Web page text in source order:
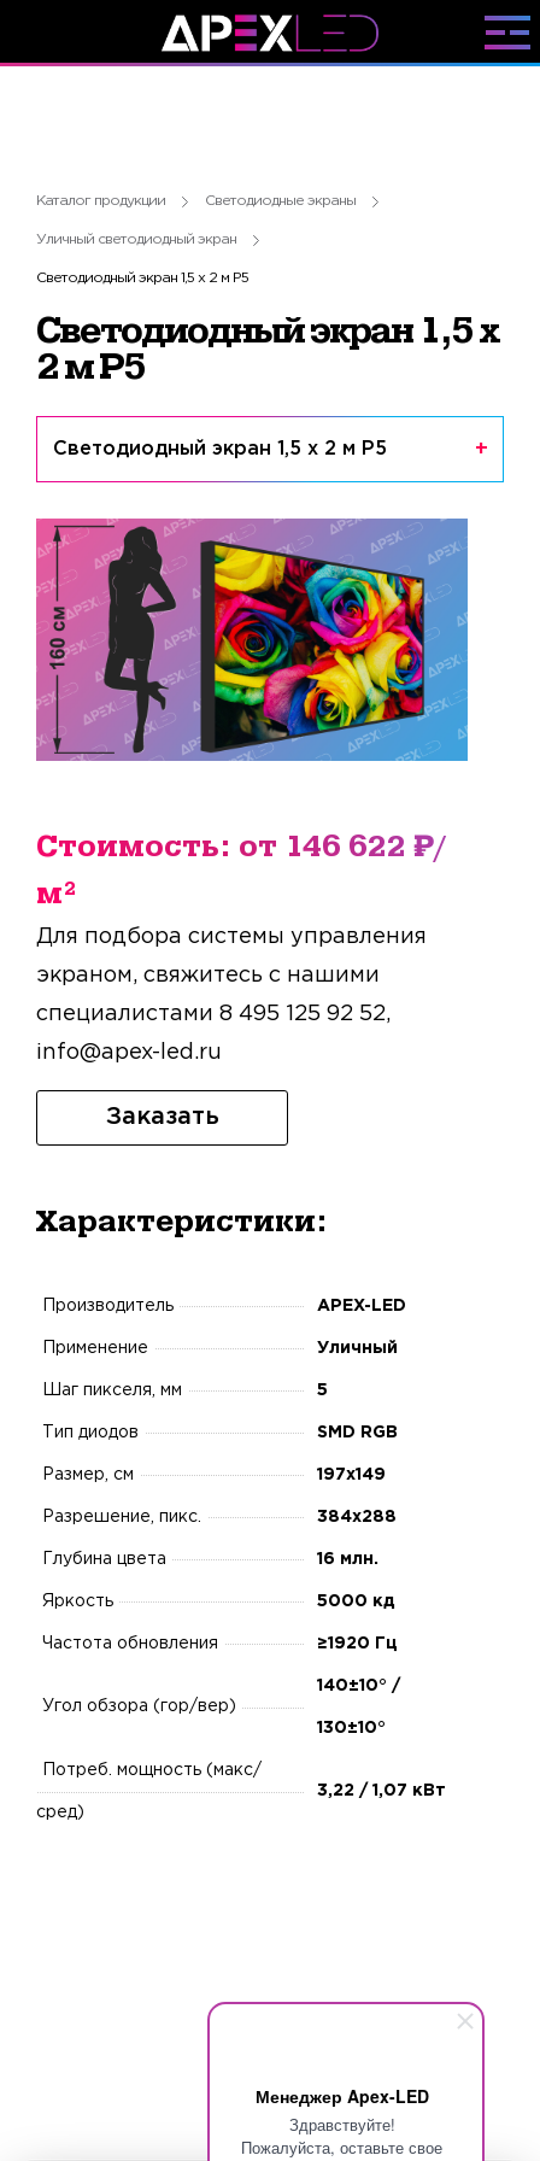
Менеджер Apex-LED
Здравствуйте!
Пожалуйста, оставьте свое
Каталог продукции Светодиодные экраны
Уличный светодиодный экран
Светодиодный экран 1,5 х 2 м P5
Светодиодный экран 1,5 х
2 м P5
Светодиодный экран 1,5 х 2 м P5
Стоимость: от 146 622 ₽/
м²
Для подбора системы управления
экраном, свяжитесь с нашими
специалистами 8 495 125 92 52,
info@apex-led.ru
Заказать
Характеристики:
Производитель APEX-LED
Применение Уличный
Шаг пикселя, мм 5
Тип диодов SMD RGB
Размер, см 197x149
Разрешение, пикс. 384x288
Глубина цвета 16 млн.
Яркость 5000 кд
Частота обновления ≥1920 Гц
Угол обзора (гор/вер)
140±10° /
130±10°
Потреб. мощность (макс/
сред)
3,22 / 1,07 кВт